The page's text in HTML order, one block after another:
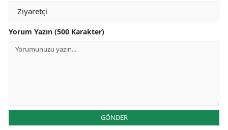
Yorum Yazın (500 Karakter)
GÖNDER